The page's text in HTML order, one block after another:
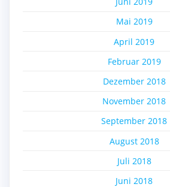
Mai 2019
April 2019
Februar 2019
Dezember 2018
November 2018
September 2018
August 2018
Juli 2018
Juni 2018